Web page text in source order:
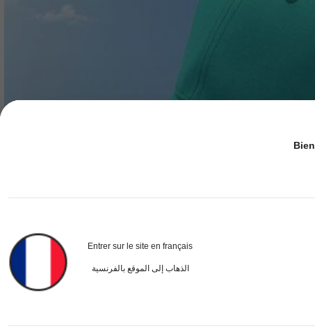
rts de plein air, les voyages, l'usage quotidien, les tenues décontractées,
Entrer sur le site en français
الذهاب إلى الموقع بالفرنسية